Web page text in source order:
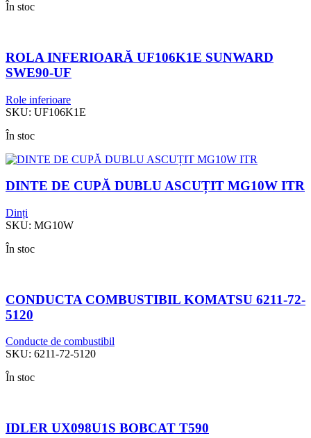
În stoc
ROLA INFERIOARĂ UF106K1E SUNWARD
SWE90-UF
Role inferioare
SKU: UF106K1E
În stoc
DINTE DE CUPĂ DUBLU ASCUȚIT MG10W ITR
Dinți
SKU: MG10W
În stoc
CONDUCTA COMBUSTIBIL KOMATSU 6211-72-
5120
Conducte de combustibil
SKU: 6211-72-5120
În stoc
IDLER UX098U1S BOBCAT T590